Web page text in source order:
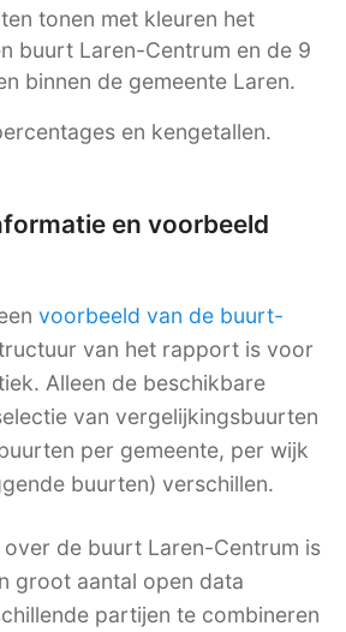
tonen met kleuren het
buurt Laren-Centrum en de 9
binnen de gemeente Laren.
en kengetallen.
en voorbeeld
voorbeeld van de buurt-
van het rapport is voor
Alleen de beschikbare
van vergelijkingsbuurten
per gemeente, per wijk
buurten) verschillen.
de buurt Laren-Centrum is
groot aantal open data
partijen te combineren